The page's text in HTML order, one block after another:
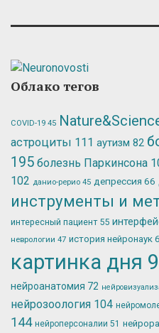
Облако тегов
COVID-19 45
астроциты 111 аутизм 82
195 болезнь Паркинсона
102 данио-рерио 45 депрессия 66
инструменты и
интересный пациент 55
неврологии 47 история нейронаук
картинка дня
нейроанатомия 72
нейрозоология 104
144 нейроперсоналии 51